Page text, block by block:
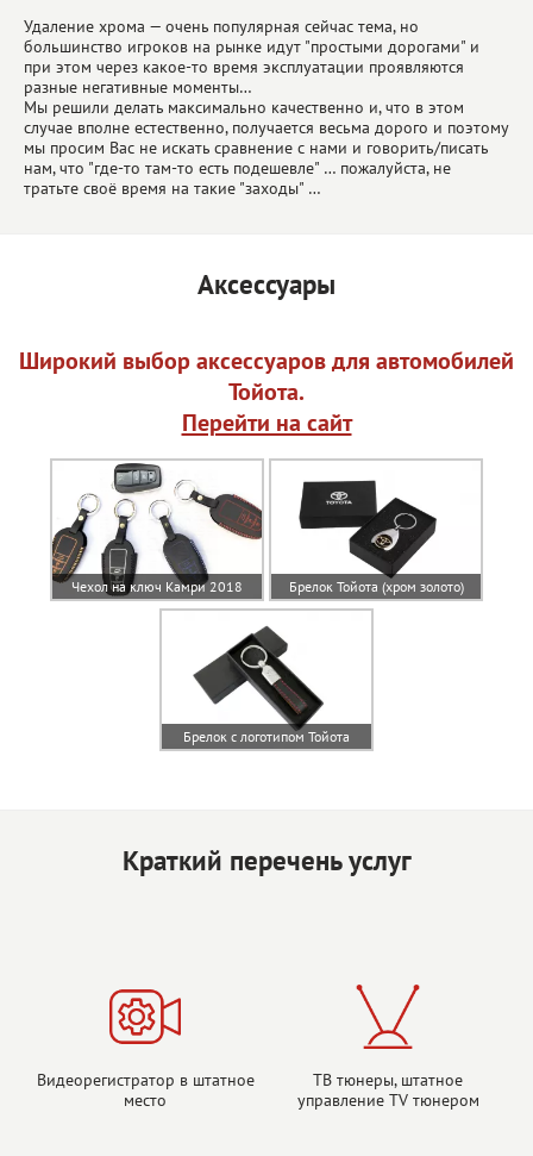
Удаление хрома — очень популярная сейчас тема, но
большинство игроков на рынке идут "простыми дорогами" и
при этом через какое-то время эксплуатации проявляются
разные негативные моменты…
Мы решили делать максимально качественно и, что в этом
случае вполне естественно, получается весьма дорого и поэтому
мы просим Вас не искать сравнение с нами и говорить/писать
нам, что "где-то там-то есть подешевле" … пожалуйста, не
тратьте своё время на такие "заходы" …
Аксессуары
Широкий выбор аксессуаров для автомобилей
Тойота.
Перейти на сайт
Чехол на ключ Камри 2018 Брелок Тойота (хром золото)
Брелок с логотипом Тойота
Краткий перечень услуг
Видеорегистратор в штатное
место
ТВ тюнеры, штатное
управление TV тюнером